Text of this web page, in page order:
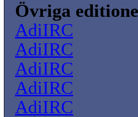
Övriga
AdiIRC
AdiIRC
AdiIRC
AdiIRC
AdiIRC